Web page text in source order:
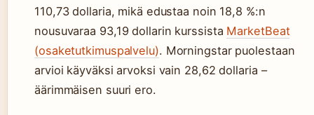
110,73 dollaria, mikä edustaa noin 18,8 %:n
nousuvaraa 93,19 dollarin kurssista MarketBeat
(osaketutkimuspalvelu). Morningstar puolestaan
arvioi käyväksi arvoksi vain 28,62 dollaria –
äärimmäisen suuri ero.